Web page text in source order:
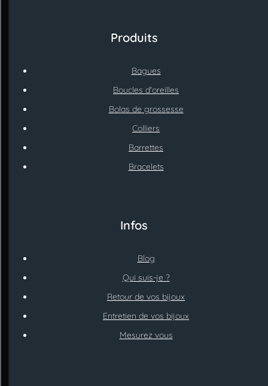
Produits
Bagues
Boucles d'oreilles
Bolas de grossesse
Colliers
Barrettes
Bracelets
Infos
Blog
Qui suis-je ?
Retour de vos bijoux
Entretien de vos bijoux
Mesurez vous